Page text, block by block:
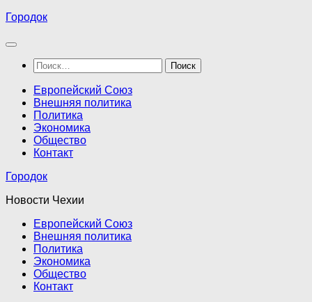
Перейти
содержимому
Городок
Найти:
Европейский Союз
Внешняя политика
Политика
Экономика
Общество
Контакт
Городок
Новости Чехии
Европейский Союз
Внешняя политика
Политика
Экономика
Общество
Контакт